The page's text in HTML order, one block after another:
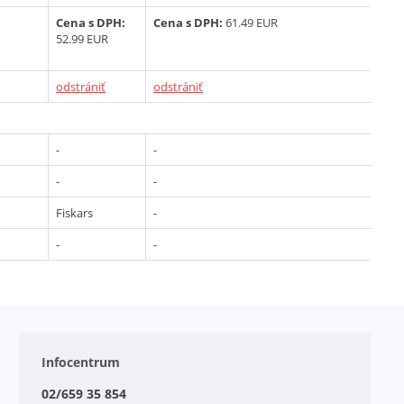
Cena s DPH:
52.99 EUR
Cena s DPH: 61.49 EUR
odstrániť odstrániť
- -
- -
Fiskars -
- -
Infocentrum
02/659 35 854